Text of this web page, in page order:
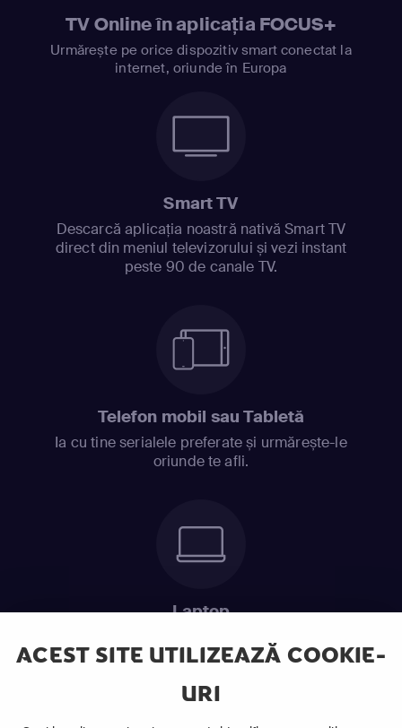
ACEST SITE UTILIZEAZĂ COOKIE-
URI
TV Online în aplicația FOCUS+
Urmărește pe orice dispozitiv smart conectat la
internet, oriunde în Europa
Smart TV
Descarcă aplicația noastră nativă Smart TV
direct din meniul televizorului și vezi instant
peste 90 de canale TV.
Telefon mobil sau Tabletă
Ia cu tine serialele preferate și urmărește-le
oriunde te afli.
Laptop
ABONEAZĂ-TE ACUM